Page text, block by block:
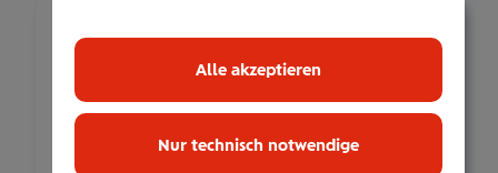
Nur technisch notwendige
Alle akzeptieren